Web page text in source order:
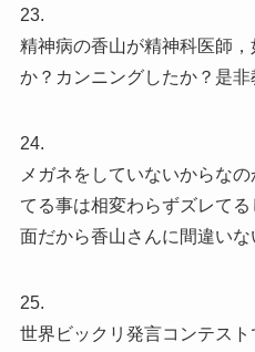
23.
精神病の香山が精神科医師
か？カンニングしたか？是非
24.
メガネをしていないからな
てる事は相変わらずズレて
面だから香山さんに間違いな
25.
世界ビックリ発言コンテス